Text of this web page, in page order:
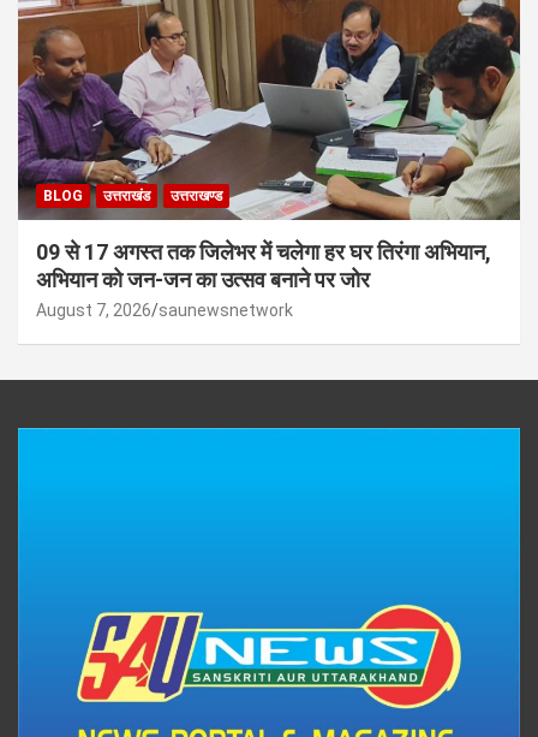
BLOG उत्तराखंड उत्तराखण्ड
09 से 17 अगस्त तक जिलेभर में चलेगा हर घर तिरंगा अभियान,
अभियान को जन-जन का उत्सव बनाने पर जोर
August 7, 2026 saunewsnetwork